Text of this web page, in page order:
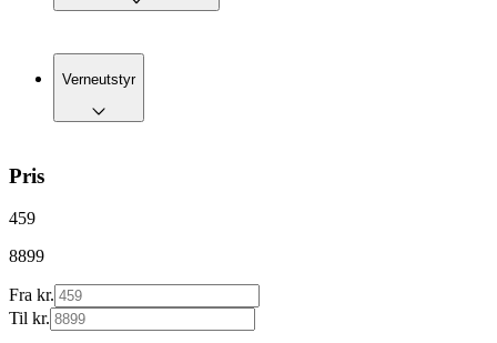
Verneutstyr
Pris
459
8899
Fra kr.
Til kr.